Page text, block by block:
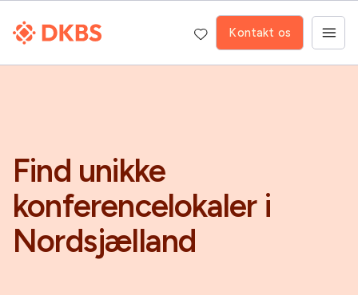
Kontakt os
Find unikke
konferencelokaler i
Nordsjælland